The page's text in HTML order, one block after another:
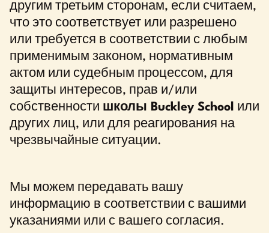
другим третьим сторонам, если считаем,
что это соответствует или разрешено
или требуется в соответствии с любым
применимым законом, нормативным
актом или судебным процессом, для
защиты интересов, прав и/или
собственности школы Buckley School или
других лиц, или для реагирования на
чрезвычайные ситуации.
Мы можем передавать вашу
информацию в соответствии с вашими
указаниями или с вашего согласия.